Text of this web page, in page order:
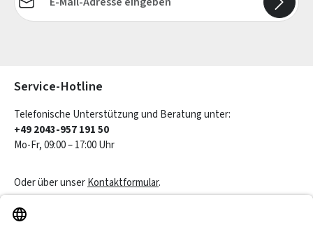
Service-Hotline
Telefonische Unterstützung und Beratung unter:
+49 2043-957 191 50
Mo-Fr, 09:00 – 17:00 Uhr
Oder über unserKontaktformular.